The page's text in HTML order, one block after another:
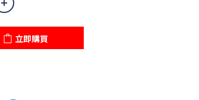
立即購買